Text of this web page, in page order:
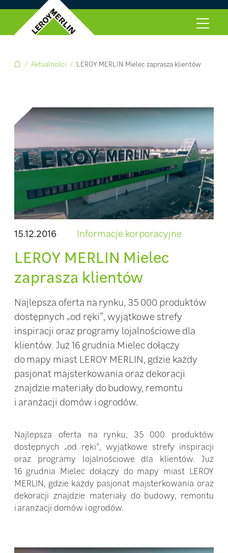
Aktualności LEROY MERLIN Mielec zaprasza klientów
15.12.2016 Informacje korporacyjne
LEROY MERLIN Mielec
zaprasza klientów
Najlepsza oferta na rynku, 35 000 produktów
dostępnych „od ręki”, wyjątkowe strefy
inspiracji oraz programy lojalnościowe dla
klientów. Już 16 grudnia Mielec dołączy
do mapy miast LEROY MERLIN, gdzie każdy
pasjonat majsterkowania oraz dekoracji
znajdzie materiały do budowy, remontu
i aranżacji domów i ogrodów.
Najlepsza oferta na rynku, 35 000 produktów
dostępnych „od ręki”, wyjątkowe strefy inspiracji
oraz programy lojalnościowe dla klientów. Już
16 grudnia Mielec dołączy do mapy miast LEROY
MERLIN, gdzie każdy pasjonat majsterkowania oraz
dekoracji znajdzie materiały do budowy, remontu
i aranżacji domów i ogrodów.